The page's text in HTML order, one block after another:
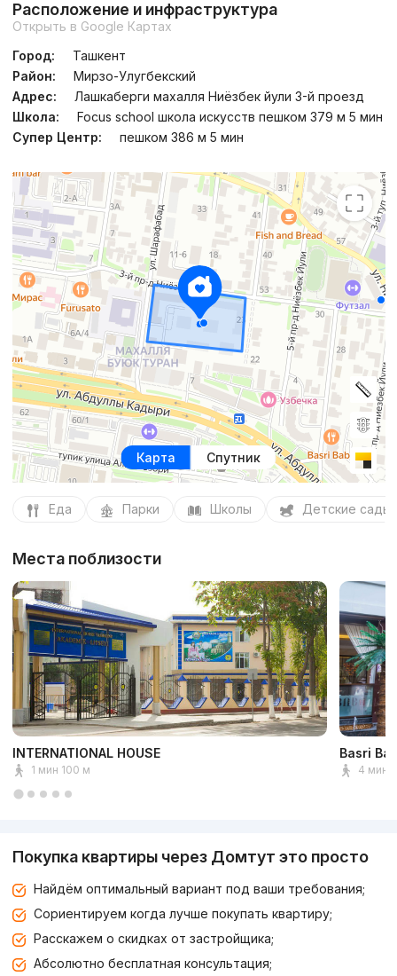
Расположение и инфраструктура
Открыть в Google Картах
Город:
Ташкент
Район:
Мирзо-Улугбекский
Адрес:
Лашкаберги махалля Ниёзбек йули 3-й проезд
Школа:
Focus school школа искусств пешком 379 м 5 мин
Супер Центр:
пешком 386 м 5 мин
Карта Спутник
Еда Парки Школы Детские сады
Места поблизости
INTERNATIONAL HOUSE
1 мин 100 м
Basri
4 мин
Покупка квартиры через Домтут это просто
Найдём оптимальный вариант под ваши требования;
Сориентируем когда лучше покупать квартиру;
Расскажем о скидках от застройщика;
Абсолютно бесплатная консультация;